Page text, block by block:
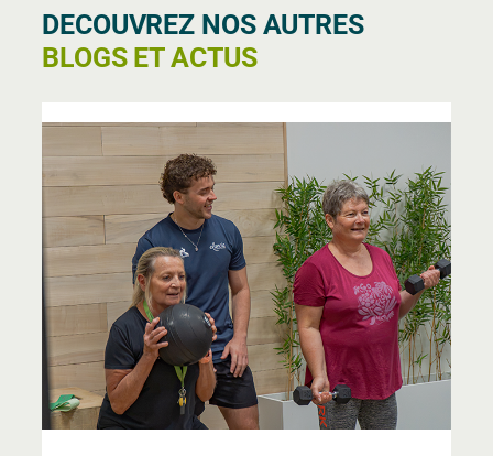
DECOUVREZ NOS AUTRES
BLOGS ET ACTUS